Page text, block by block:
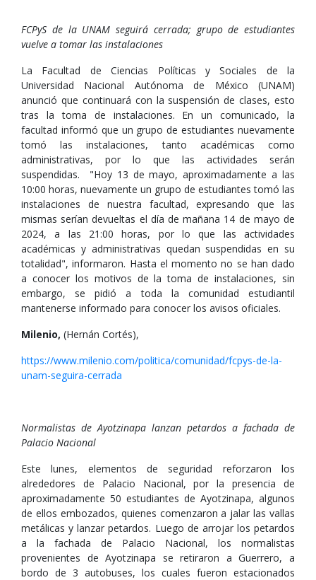
FCPyS de la UNAM seguirá cerrada; grupo de estudiantes
vuelve a tomar las instalaciones
La Facultad de Ciencias Políticas y Sociales de la
Universidad Nacional Autónoma de México (UNAM)
anunció que continuará con la suspensión de clases, esto
tras la toma de instalaciones. En un comunicado, la
facultad informó que un grupo de estudiantes nuevamente
tomó las instalaciones, tanto académicas como
administrativas, por lo que las actividades serán
suspendidas. "Hoy 13 de mayo, aproximadamente a las
10:00 horas, nuevamente un grupo de estudiantes tomó las
instalaciones de nuestra facultad, expresando que las
mismas serían devueltas el día de mañana 14 de mayo de
2024, a las 21:00 horas, por lo que las actividades
académicas y administrativas quedan suspendidas en su
totalidad", informaron. Hasta el momento no se han dado
a conocer los motivos de la toma de instalaciones, sin
embargo, se pidió a toda la comunidad estudiantil
mantenerse informado para conocer los avisos oficiales.
Milenio, (Hernán Cortés),
https://www.milenio.com/politica/comunidad/fcpys-de-la-
unam-seguira-cerrada
Normalistas de Ayotzinapa lanzan petardos a fachada de
Palacio Nacional
Este lunes, elementos de seguridad reforzaron los
alrededores de Palacio Nacional, por la presencia de
aproximadamente 50 estudiantes de Ayotzinapa, algunos
de ellos embozados, quienes comenzaron a jalar las vallas
metálicas y lanzar petardos. Luego de arrojar los petardos
a la fachada de Palacio Nacional, los normalistas
provenientes de Ayotzinapa se retiraron a Guerrero, a
bordo de 3 autobuses, los cuales fueron estacionados